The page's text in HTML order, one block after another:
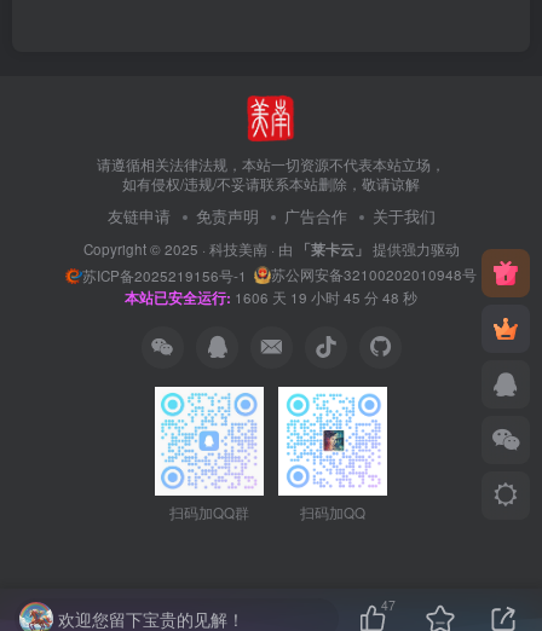
请遵循相关法律法规，本站一切资源不代表本站立场，
如有侵权/违规/不妥请联系本站删除，敬请谅解
友链申请 免责声明 广告合作 关于我们
Copyright © 2025 · 科技美南 · 由 「莱卡云」 提供强力驱动
苏ICP备2025219156号-1
苏公网安备32100202010948号
本站已安全运行: 1606 天 19 小时45 分 48 秒
扫码加QQ群 扫码加QQ
欢迎您留下宝贵的见解！
47